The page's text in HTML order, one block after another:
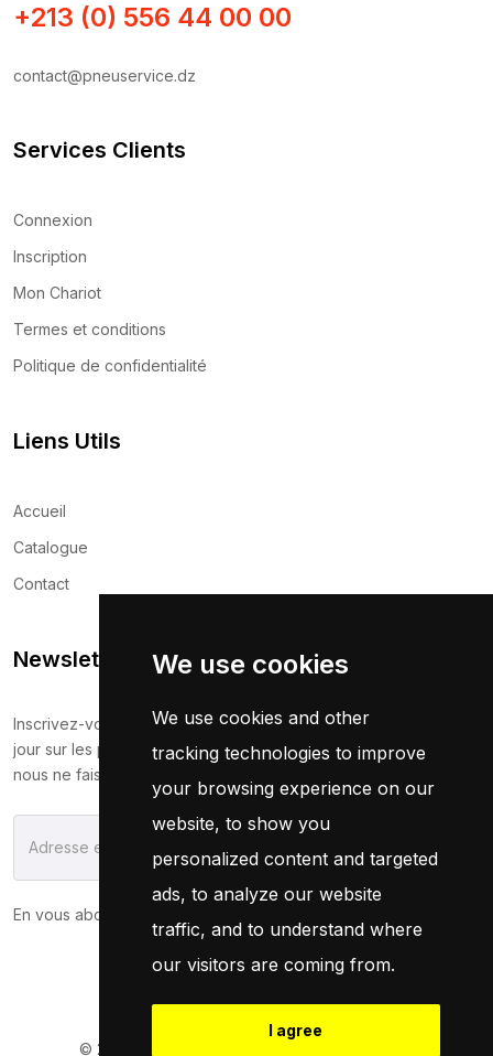
We use cookies
We use cookies and other
tracking technologies to improve
your browsing experience on our
website, to show you
personalized content and targeted
ads, to analyze our website
traffic, and to understand where
our visitors are coming from.
I agree
+213 (0) 556 44 00 00
contact@pneuservice.dz
Services Clients
Connexion
Inscription
Mon Chariot
Termes et conditions
Politique de confidentialité
Liens Utils
Accueil
Catalogue
Contact
Newsletter
Inscrivez-vous maintenant pour recevoir les dernières mises à
jour sur les promotions et les coupons. Ne vous inquiétez pas,
nous ne faisons pas de spam !
S'Abonner
En vous abonnant, vous acceptez notre
© 2026